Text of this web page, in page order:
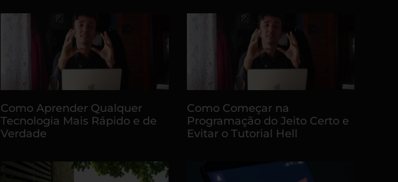
Como Aprender Qualquer
Tecnologia Mais Rápido e de
Verdade
Como Começar na
Programação do Jeito Certo e
Evitar o Tutorial Hell